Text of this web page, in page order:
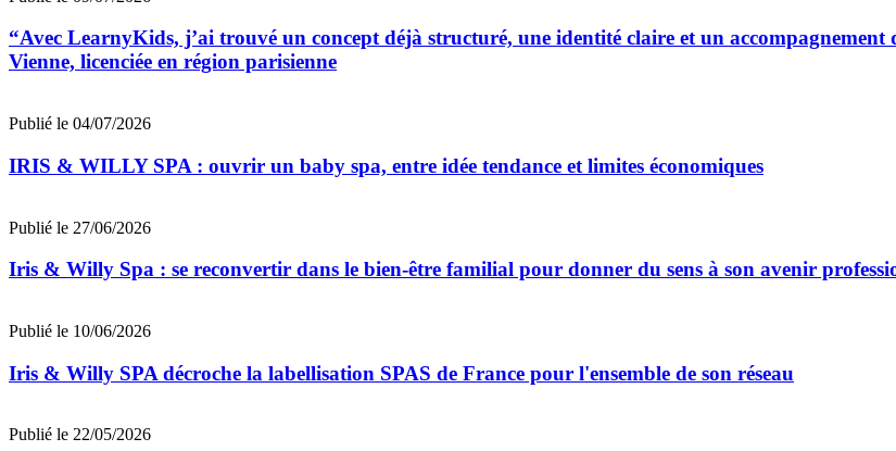
“Avec LearnyKids, j’ai trouvé un concept déjà structuré, une identité claire et un accompagnement
Vienne, licenciée en région parisienne
Publié le 04/07/2026
IRIS & WILLY SPA : ouvrir un baby spa, entre idée tendance et limites économiques
Publié le 27/06/2026
Iris & Willy Spa : se reconvertir dans le bien-être familial pour donner du sens à son avenir
Publié le 10/06/2026
Iris & Willy SPA décroche la labellisation SPAS de France pour l'ensemble de son réseau
Publié le 22/05/2026